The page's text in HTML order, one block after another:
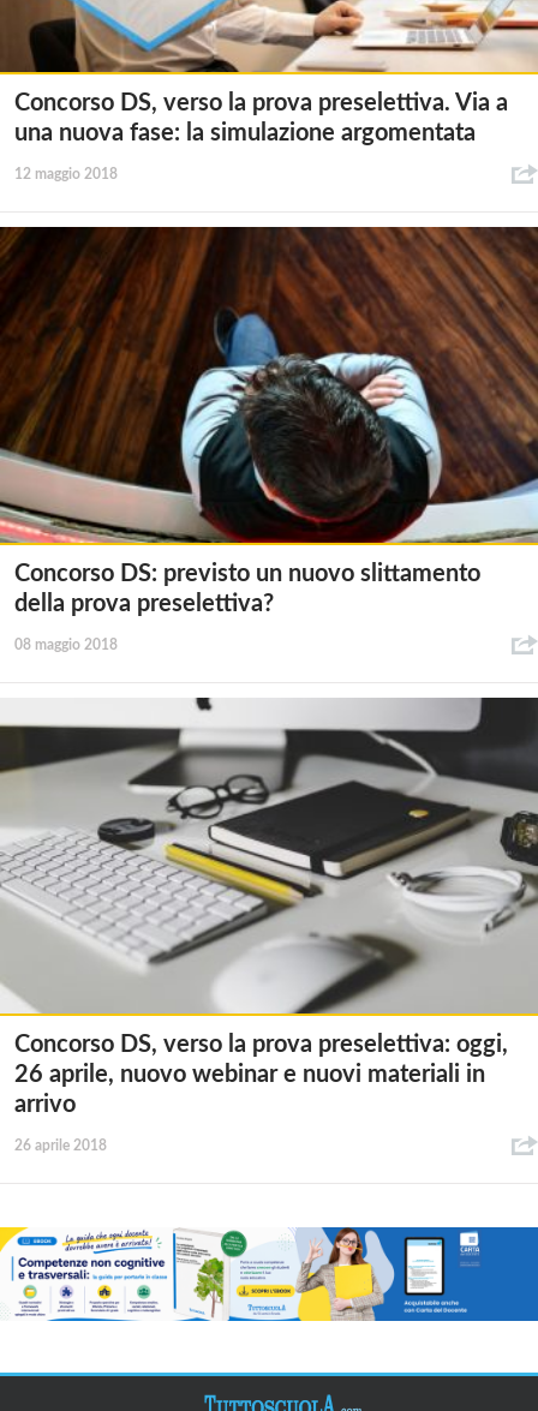
Concorso DS, verso la prova preselettiva. Via a
una nuova fase: la simulazione argomentata
12 maggio 2018
Concorso DS: previsto un nuovo slittamento
della prova preselettiva?
08 maggio 2018
Concorso DS, verso la prova preselettiva: oggi,
26 aprile, nuovo webinar e nuovi materiali in
arrivo
26 aprile 2018